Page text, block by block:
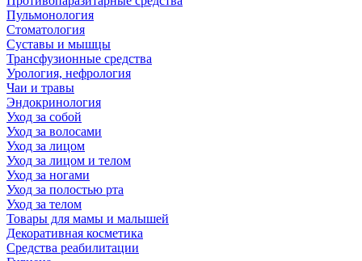
Пульмонология
Стоматология
Суставы и мышцы
Трансфузионные средства
Урология, нефрология
Чаи и травы
Эндокринология
Уход за собой
Уход за волосами
Уход за лицом
Уход за лицом и телом
Уход за ногами
Уход за полостью рта
Уход за телом
Товары для мамы и малышей
Декоративная косметика
Средства реабилитации